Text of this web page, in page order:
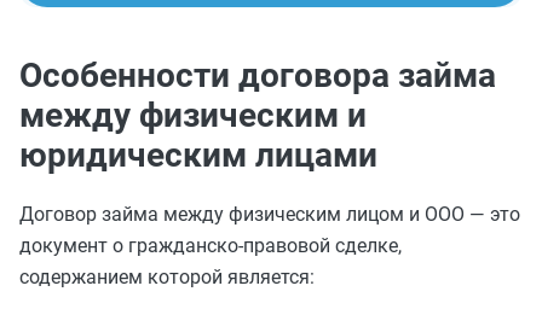
Особенности договора займа
между физическим и
юридическим лицами
Договор займа между физическим лицом и ООО — это
документ о гражданско-правовой сделке,
содержанием которой является: